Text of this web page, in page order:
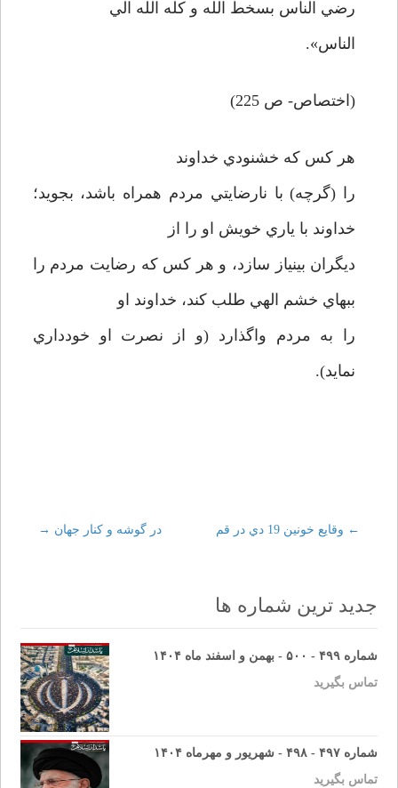
رضي الناس بسخط الله و كله الله الي
الناس».
(اختصاص- ص 225)
هر كس كه خشنودي خداوند
را (گرچه) با نارضايتي مردم همراه باشد، بجويد؛
خداوند با ياري خويش او را از
ديگران بي­نياز سازد، و هر كس كه رضايت مردم را
ببهاي خشم الهي طلب كند، خداوند او
را به مردم واگذارد (و از نصرت او خودداري
نمايد).
Post
navigation
← وقايع خونين 19 دي در قم در گوشه و كنار جهان →
جدید ترین شماره ها
شماره ۴۹۹ - ۵۰۰ - بهمن و اسفند ماه ۱۴۰۴
تماس بگیرید
شماره ۴۹۷ - ۴۹۸ - شهریور و مهرماه ۱۴۰۴
تماس بگیرید